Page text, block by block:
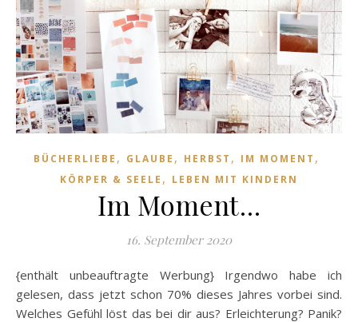
BÜCHERLIEBE , GLAUBE , HERBST , IM MOMENT ,
KÖRPER & SEELE , LEBEN MIT KINDERN
Im Moment…
16. September 2020
{enthält unbeauftragte Werbung} Irgendwo habe ich
gelesen, dass jetzt schon 70% dieses Jahres vorbei sind.
Welches Gefühl löst das bei dir aus? Erleichterung? Panik?